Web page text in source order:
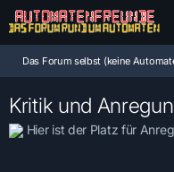
Das Forum selbst (keine
Kritik und
Hier ist der Platz für